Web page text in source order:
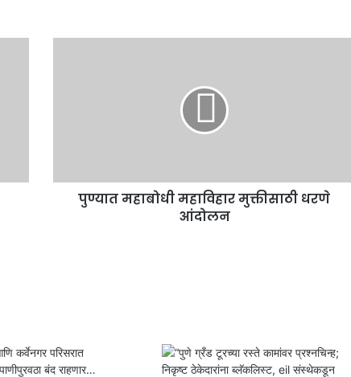
पुण्यात महाबोधी महाविहार मुक्तीसाठी धरणे
आंदोलन